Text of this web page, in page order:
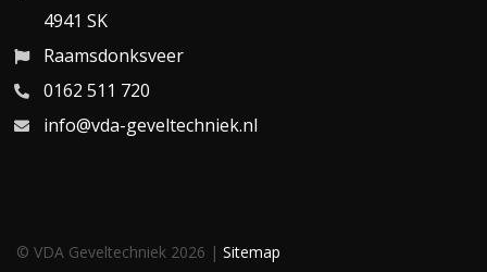
4941 SK
Raamsdonksveer
0162 511 720
info@vda-geveltechniek.nl
© VDA Geveltechniek 2026 | Sitemap